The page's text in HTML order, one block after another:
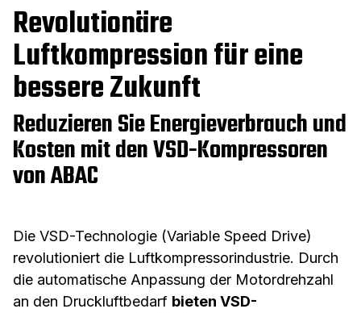
Revolutionäre
Luftkompression für eine
bessere Zukunft
Reduzieren Sie Energieverbrauch und
Kosten mit den VSD-Kompressoren
von ABAC
Die VSD-Technologie (Variable Speed Drive)
revolutioniert die Luftkompressorindustrie. Durch
die automatische Anpassung der Motordrehzahl
an den Druckluftbedarf bieten VSD-